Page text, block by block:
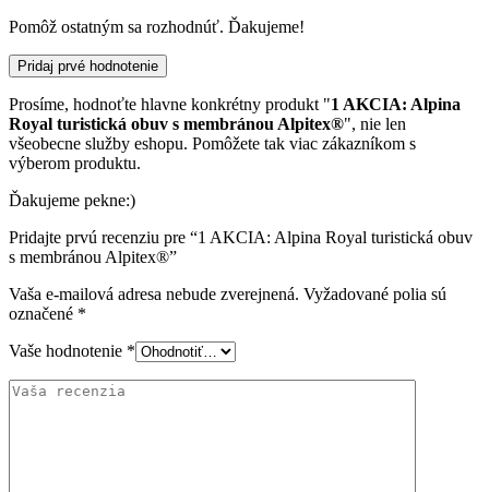
Pomôž ostatným sa rozhodnúť. Ďakujeme!
Pridaj prvé hodnotenie
Prosíme, hodnoťte hlavne konkrétny produkt "1 AKCIA: Alpina
Royal turistická obuv s membránou Alpitex®", nie len
všeobecne služby eshopu. Pomôžete tak viac zákazníkom s
výberom produktu.
Ďakujeme pekne:)
Pridajte prvú recenziu pre “1 AKCIA: Alpina Royal turistická obuv
s membránou Alpitex®”
Vaša e-mailová adresa nebude zverejnená. Vyžadované polia sú
označené *
Vaše hodnotenie *